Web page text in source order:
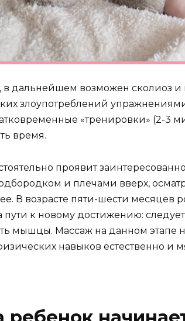
дальнейшем возможен сколиоз и
злоупотреблений
«тренировки» (2-3
время.
проявит
и плечами вверх,
В возрасте пяти-шести месяцев
пути к новому достижению:
мышцы. Массаж на данном этапе
навыков естественно и